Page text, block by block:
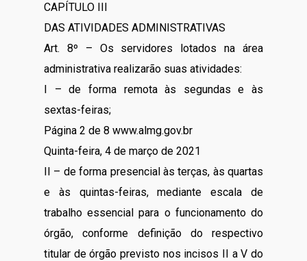
CAPÍTULO III
DAS ATIVIDADES ADMINISTRATIVAS
Art. 8º – Os servidores lotados na área
administrativa realizarão suas atividades:
I – de forma remota às segundas e às
sextas-feiras;
Página 2 de 8 www.almg.gov.br
Quinta-feira, 4 de março de 2021
II – de forma presencial às terças, às quartas
e às quintas-feiras, mediante escala de
trabalho essencial para o funcionamento do
órgão, conforme definição do respectivo
titular de órgão previsto nos incisos II a V do